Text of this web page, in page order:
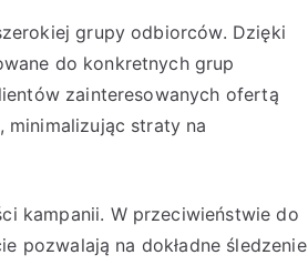
grupy odbiorców. Dzięki
do konkretnych grup
zainteresowanych ofertą
straty na
kampanii. W przeciwieństwie do
pozwalają na dokładne śledzenie